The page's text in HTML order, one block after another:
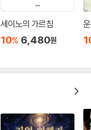
세이노의 가르침
10% 6,480원